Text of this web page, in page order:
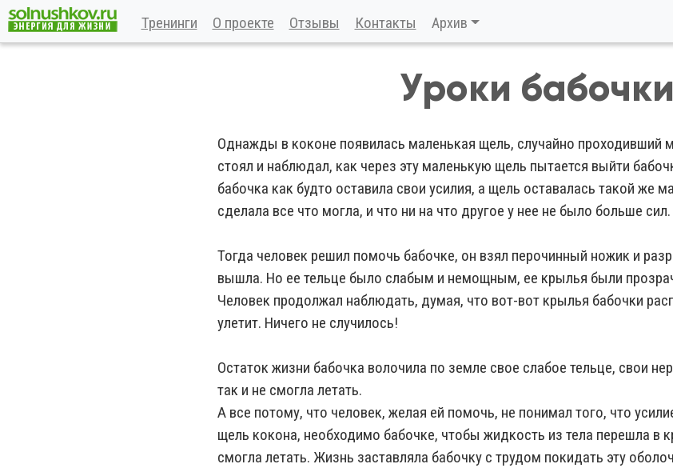
Тренинги О проекте Отзывы Контакты Архив
Уроки бабочки
Однажды в коконе появилась маленькая щель, случайно проходивший
стоял и наблюдал, как через эту маленькую щель пытается выйти
бабочка как будто оставила свои усилия, а щель оставалась такой же
сделала все что могла, и что ни на что другое у нее не было больше сил.
Тогда человек решил помочь бабочке, он взял перочинный ножик и
вышла. Но ее тельце было слабым и немощным, ее крылья были
Человек продолжал наблюдать, думая, что вот-вот крылья бабочки
улетит. Ничего не случилось!
Остаток жизни бабочка волочила по земле свое слабое тельце, свои
так и не смогла летать.
А все потому, что человек, желая ей помочь, не понимал того, что
щель кокона, необходимо бабочке, чтобы жидкость из тела перешла в
смогла летать. Жизнь заставляла бабочку с трудом покидать эту